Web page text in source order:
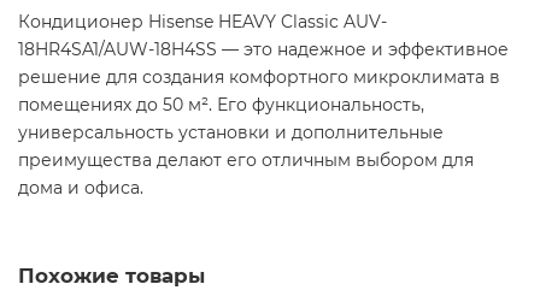
Кондиционер Hisense HEAVY Classic AUV-
18HR4SA1/AUW-18H4SS — это надежное и эффективное
решение для создания комфортного микроклимата в
помещениях до 50 м². Его функциональность,
универсальность установки и дополнительные
преимущества делают его отличным выбором для
дома и офиса.
Похожие товары